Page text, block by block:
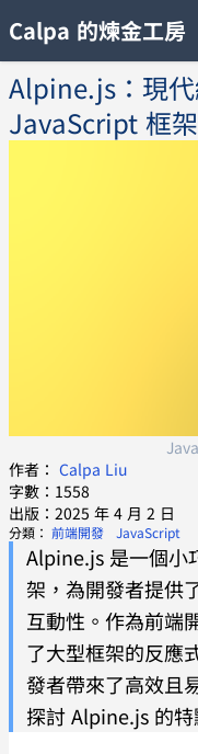
Calpa 的煉金工房
Alpine.js：現
JavaScript 框架
作者： Calpa Liu
字數：1558
出版：2025 年 4 月 2 日
分類： 前端開發 JavaScript
Alpine.js 是一個小
架，為開發者提供
互動性。作為前端
了大型框架的反應
發者帶來了高效且
探討 Alpine.js 的